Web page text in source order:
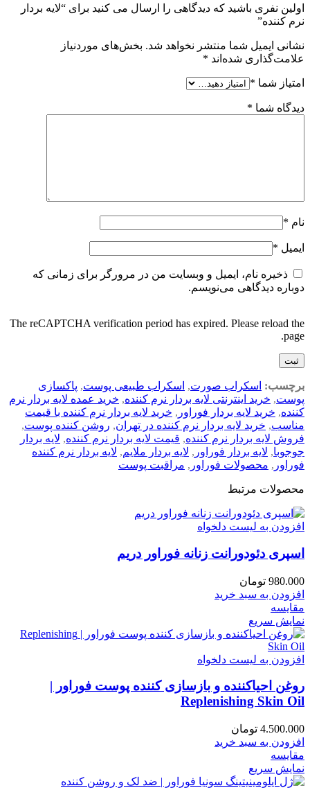
اولین نفری باشید که دیدگاهی را ارسال می کنید برای “لایه بردار
نرم کننده”
نشانی ایمیل شما منتشر نخواهد شد. بخش‌های موردنیاز
علامت‌گذاری شده‌اند *
امتیاز شما *
دیدگاه شما *
نام *
ایمیل *
ذخیره نام، ایمیل و وبسایت من در مرورگر برای زمانی که
دوباره دیدگاهی می‌نویسم.
The reCAPTCHA verification period has expired. Please reload the
page.
برچسب: اسکراب صورت, اسکراب طبیعی پوست, پاکسازی
پوست, خرید اینترنتی لایه بردار نرم کننده, خرید عمده لایه بردار نرم
کننده, خرید لایه بردار فوراور , خرید لایه بردار نرم کننده با قیمت
مناسب, خرید لایه بردار نرم کننده در تهران, روشن کننده پوست,
فروش لایه بردار نرم کننده, قیمت لایه بردار نرم کننده, لایه بردار
جوجوبا, لایه بردار فوراور , لایه بردار ملایم, لایه بردار نرم کننده
فوراور , محصولات فوراور , مراقبت پوست
محصولات مرتبط
افزودن به لیست دلخواه
اسپری دئودورانت زنانه فوراور دریم
980.000 تومان
افزودن به سبد خرید
مقایسه
نمایش سریع
افزودن به لیست دلخواه
روغن احیاکننده و بازسازی کننده پوست فوراور |
Replenishing Skin Oil
4.500.000 تومان
افزودن به سبد خرید
مقایسه
نمایش سریع